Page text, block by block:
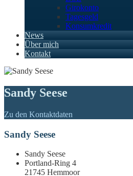
Girokonto
Tagesgeld
Konsumkredit
News
Über mich
Kontakt
Sandy Seese
Zu den Kontaktdaten
Sandy Seese
Sandy Seese
Portland-Ring 4
21745 Hemmoor